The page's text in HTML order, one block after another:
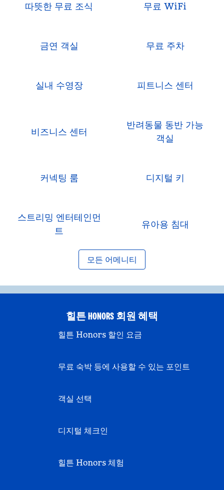
따뜻한 무료 조식 무료 WiFi
금연 객실 무료 주차
실내 수영장 피트니스 센터
비즈니스 센터
반려동물 동반 가능
객실
커넥팅 룸 디지털 키
스트리밍 엔터테인먼
트
유아용 침대
모든 어메니티
힐튼 HONORS 회원 혜택
힐튼 Honors 할인 요금
무료 숙박 등에 사용할 수 있는 포인트
객실 선택
디지털 체크인
힐튼 Honors 체험